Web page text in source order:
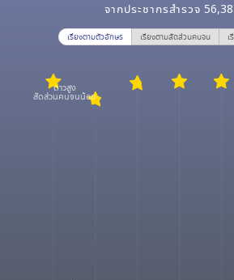
จากประชากรสำรวจ
เรียงตามตัวอักษร เรียงตามสัดส่วนคนจน
ดาวสูง
สัดส่วนคนจนน้อย